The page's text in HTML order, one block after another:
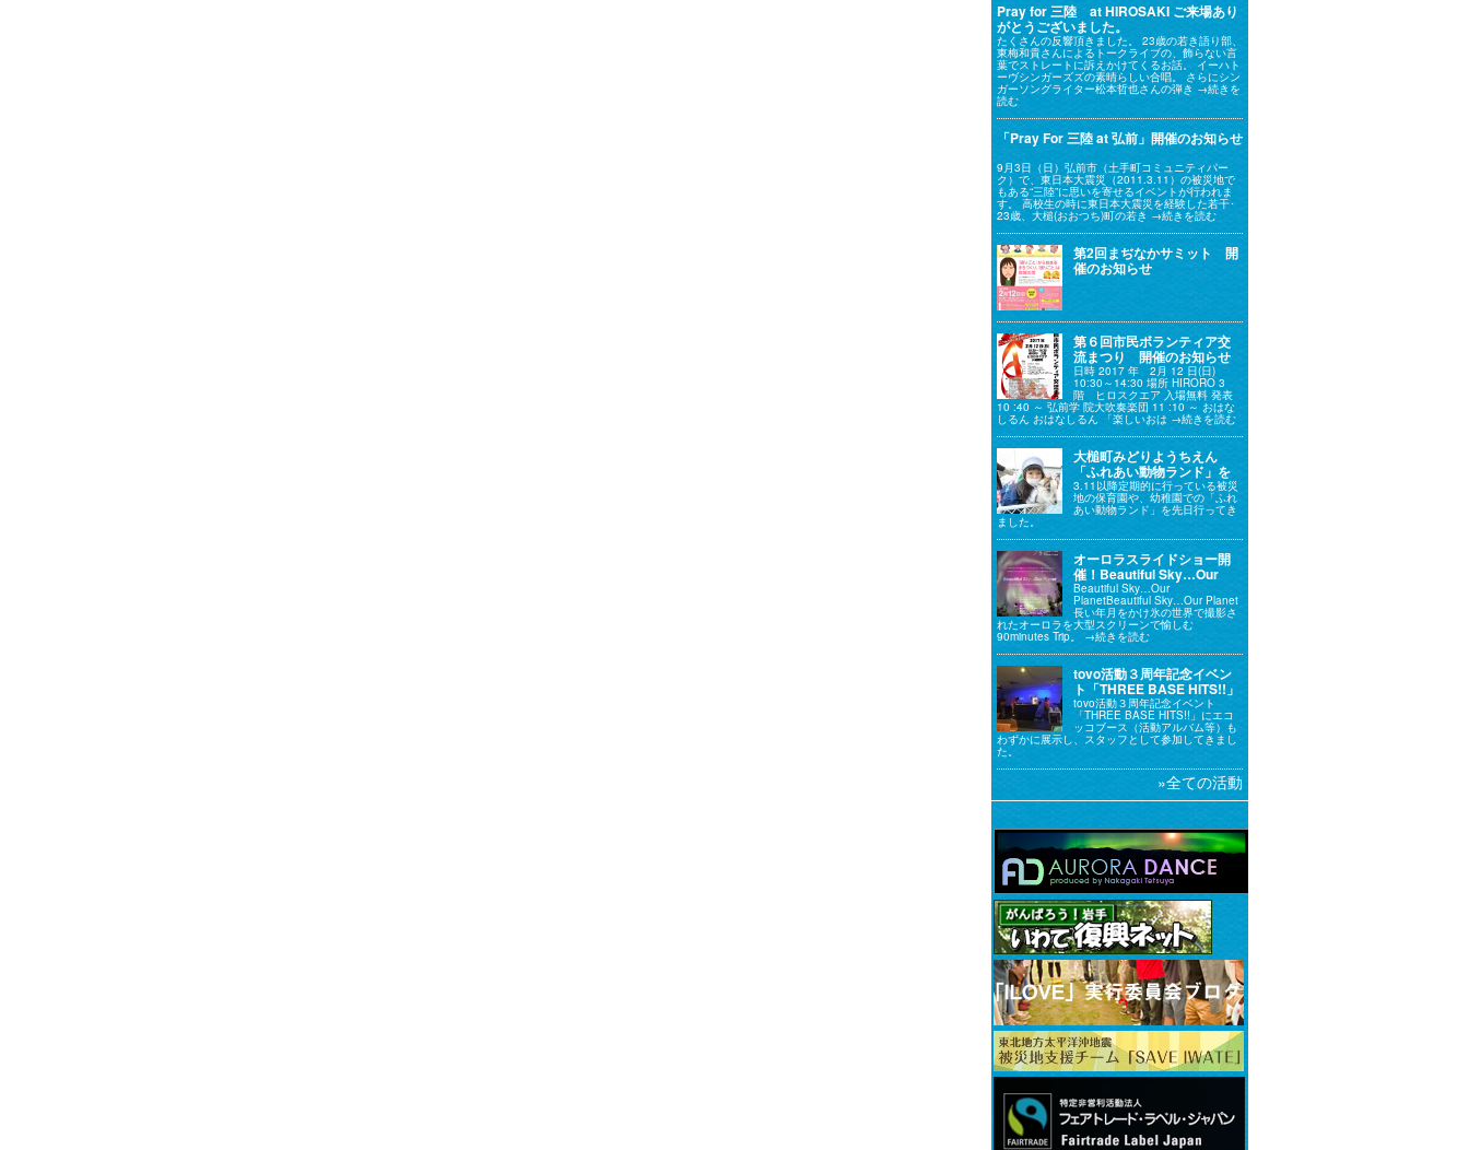
Pray for 三陸 at HIROSAKI ご来場あり
がとうございました。
たくさんの反響頂きました。 23歳の若き語り部、
東梅和貴さんによるトークライブの、飾らない言
葉でストレートに訴えかけてくるお話。 イーハト
ーヴシンガーズズの素晴らしい合唱。 さらにシン
ガーソングライター松本哲也さんの弾き →続きを
読む
「Pray For 三陸 at 弘前」開催のお知らせ
9月3日（日）弘前市（土手町コミュニティパー
ク）で、東日本大震災（2011.3.11）の被災地で
もある“三陸”に思いを寄せるイベントが行われま
す。 高校生の時に東日本大震災を経験した若干･
23歳、大槌(おおつち)町の若き →続きを読む
第2回まぢなかサミット 開
催のお知らせ
第６回市民ボランティア交
流まつり 開催のお知らせ
日時 2017 年 2月 12 日(日)
10:30～14:30 場所 HIRORO 3
階 ヒロスクエア 入場無料 発表
10 :40 ～ 弘前学 院大吹奏楽団 11 :10 ～ おはな
しるん おはなしるん 「楽しいおは →続きを読む
大槌町みどりようちえん
「ふれあい動物ランド」を
行ってきました。
3.11以降定期的に行っている被災
地の保育園や、幼稚園での「ふれ
あい動物ランド」を先日行ってき
ました。
オーロラスライドショー開
催！Beautiful Sky…Our
Planet
Beautiful Sky…Our
PlanetBeautiful Sky…Our Planet
長い年月をかけ氷の世界で撮影さ
れたオーロラを大型スクリーンで愉しむ
90minutes Trip。 →続きを読む
tovo活動３周年記念イベン
ト「THREE BASE HITS!!」
に参加してきました。
tovo活動３周年記念イベント
「THREE BASE HITS!!」にエコ
ッコブース（活動アルバム等）も
わずかに展示し、スタッフとして参加してきまし
た。
»全ての活動